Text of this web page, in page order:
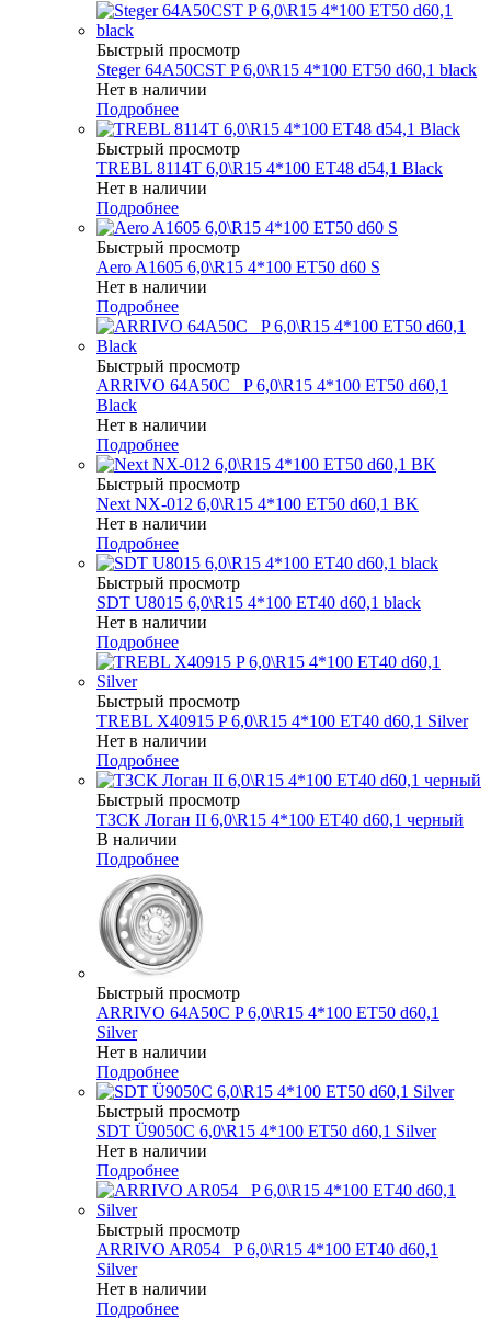
Быстрый просмотр
Steger 64A50CST P 6,0\R15 4*100 ET50 d60,1 black
Нет в наличии
Подробнее
Быстрый просмотр
TREBL 8114T 6,0\R15 4*100 ET48 d54,1 Black
Нет в наличии
Подробнее
Быстрый просмотр
Aero A1605 6,0\R15 4*100 ET50 d60 S
Нет в наличии
Подробнее
Быстрый просмотр
ARRIVO 64A50C _P 6,0\R15 4*100 ET50 d60,1
Black
Нет в наличии
Подробнее
Быстрый просмотр
Next NX-012 6,0\R15 4*100 ET50 d60,1 BK
Нет в наличии
Подробнее
Быстрый просмотр
SDT U8015 6,0\R15 4*100 ET40 d60,1 black
Нет в наличии
Подробнее
Быстрый просмотр
TREBL X40915 P 6,0\R15 4*100 ET40 d60,1 Silver
Нет в наличии
Подробнее
Быстрый просмотр
ТЗСК Логан II 6,0\R15 4*100 ET40 d60,1 черный
В наличии
Подробнее
Быстрый просмотр
ARRIVO 64A50C P 6,0\R15 4*100 ET50 d60,1
Silver
Нет в наличии
Подробнее
Быстрый просмотр
SDT Ü9050C 6,0\R15 4*100 ET50 d60,1 Silver
Нет в наличии
Подробнее
Быстрый просмотр
ARRIVO AR054 _P 6,0\R15 4*100 ET40 d60,1
Silver
Нет в наличии
Подробнее